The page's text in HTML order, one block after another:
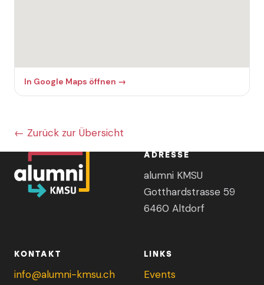
In Google Maps öffnen →
← Zurück zur Übersicht
ADRESSE
alumni KMSU
Gotthardstrasse 59
6460 Altdorf
KONTAKT
info@alumni-kmsu.ch
LINKS
Events